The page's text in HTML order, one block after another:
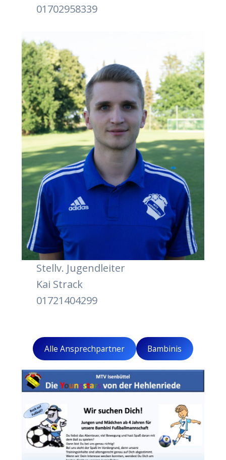
01702958339
Stellv. Jugend­lei­ter
Kai Strack
01721404299
Alle Ansprech­part­ner Bam­bi­nis